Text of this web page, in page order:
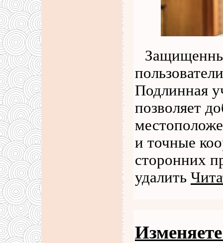
Подлинная
позволяет
и точные
сторонних
удалить